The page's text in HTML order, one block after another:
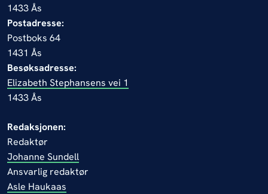
1433 Ås
Postadresse:
Postboks 64
1431 Ås
Besøksadresse:
Elizabeth Stephansens vei 1
1433 Ås
Redaksjonen:
Redaktør
Johanne Sundell
Ansvarlig redaktør
Asle Haukaas